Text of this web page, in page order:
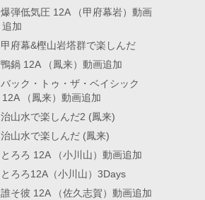
爆弾低気圧 12A （甲府幕岩）動画
追加
甲府幕&樫山岩塔群で楽しんだ
鴨鍋 12A （鳳来）動画追加
バック・トゥ・ザ・ベイシック
12A （鳳来）動画追加
治山水で楽しんだ2 (鳳来)
治山水で楽しんだ (鳳来)
とろろ 12A （小川山）動画追加
とろろ12A（小川山）3Days
誰そ彼 12A （佐久志賀）動画追加